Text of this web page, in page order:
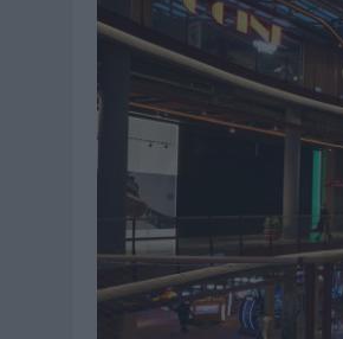
06/08/2026 | LA TELEVISIÓN SIGUE
06/08/2026
EL USO DE LA IA
SYSTEM1 NOMBRA A
06/08/2026
FRIGO Y UNIQLO
06/08/2026
LA IA ESTÁ SUBIENDO
05/08/2026
BEON WORLDWIDE
05/08/2026
FABRA
05/08/2026 | LOPESAN HOTELS &
05/08/2026
LUIS ARQUILLOS